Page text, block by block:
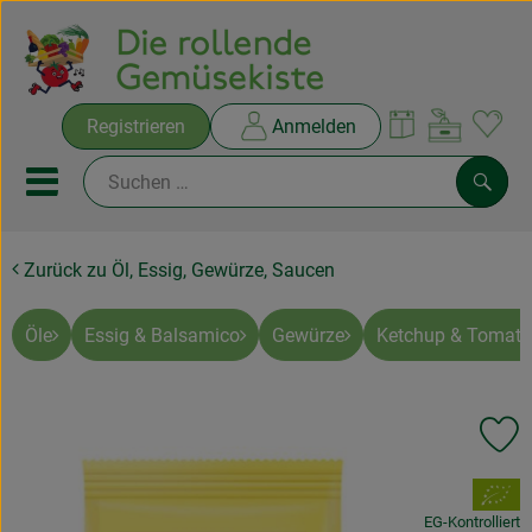
Registrieren Anmelden
Mobiles Menu öffnen oder
Ökokisten
Rezepte
Ökokisten
Zurück zu Öl, Essig, Gewürze, Saucen
Öle Essig & Balsamico Gewürze Ketchup &
, Verband:
EG-Kontrolliert